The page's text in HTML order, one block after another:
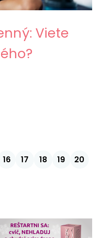
Viete
16 17 18 19 20